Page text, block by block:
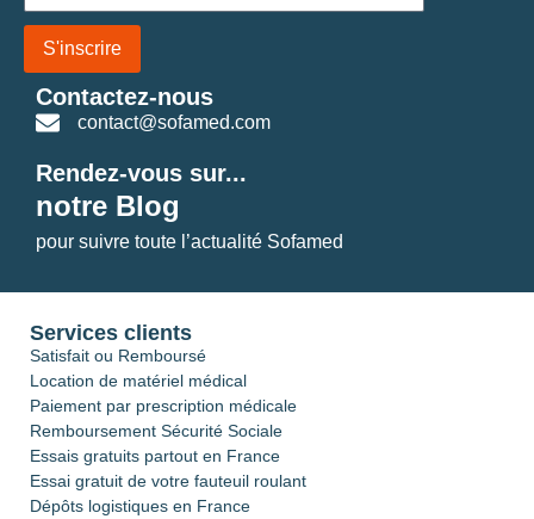
S'inscrire
Contactez-nous
contact@sofamed.com
Rendez-vous sur...
notre Blog
pour suivre toute l’actualité Sofamed
Services clients
Satisfait ou Remboursé
Location de matériel médical
Paiement par prescription médicale
Remboursement Sécurité Sociale
Essais gratuits partout en France
Essai gratuit de votre fauteuil roulant
Dépôts logistiques en France